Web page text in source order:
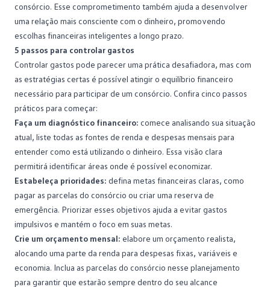
consórcio. Esse comprometimento também ajuda a desenvolver
uma relação mais consciente com o dinheiro, promovendo
escolhas financeiras inteligentes a longo prazo.
5 passos para controlar gastos
Controlar gastos pode parecer uma prática desafiadora, mas com
as estratégias certas é possível atingir o equilíbrio financeiro
necessário para participar de um consórcio. Confira cinco passos
práticos para começar:
Faça um diagnóstico financeiro: comece analisando sua situação
atual, liste todas as fontes de renda e despesas mensais para
entender como está utilizando o dinheiro. Essa visão clara
permitirá identificar áreas onde é possível economizar.
Estabeleça prioridades: defina metas financeiras claras, como
pagar as parcelas do consórcio ou criar uma reserva de
emergência. Priorizar esses objetivos ajuda a evitar gastos
impulsivos e mantém o foco em suas metas.
Crie um orçamento mensal: elabore um orçamento realista,
alocando uma parte da renda para despesas fixas, variáveis e
economia. Inclua as parcelas do consórcio nesse planejamento
para garantir que estarão sempre dentro do seu alcance